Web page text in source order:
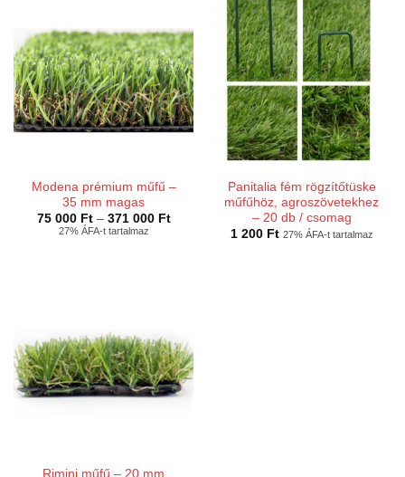
Modena prémium műfű –
35 mm magas
75 000 Ft – 371 000 FtÁrtartomány:
27% ÁFA-t tartalmaz
Panitalia fém rögzítőtüske
műfűhöz, agroszövetekhez
– 20 db / csomag
1 200 Ft 27% ÁFA-t tartalmaz
Rimini műfű – 20 mm